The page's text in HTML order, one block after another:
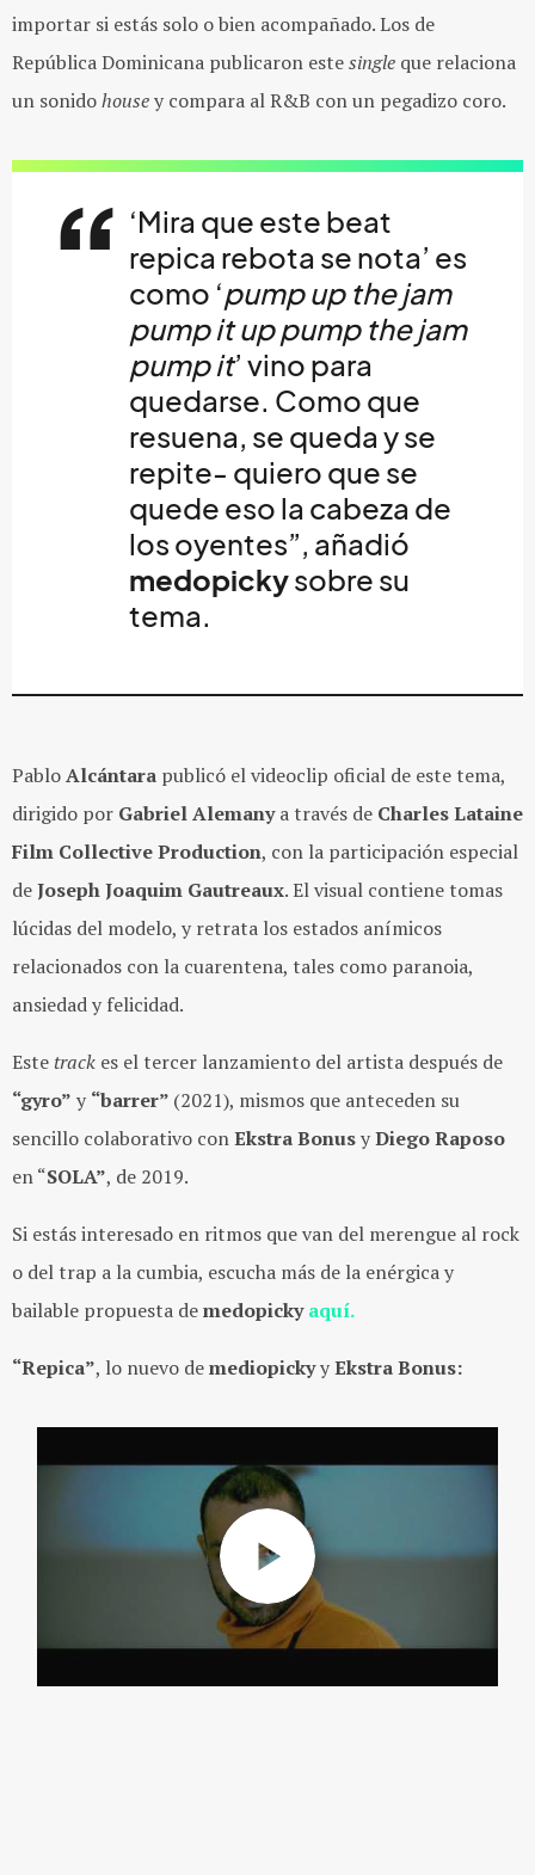
importar si estás solo o bien acompañado. Los de
República Dominicana publicaron estesingle que relaciona
un sonidohousey compara al R&B con un pegadizo coro.
‘Mira que este beat
repica rebota se nota’ es
como ‘pump up the jam
pump it up pump the jam
pump it’ vino para
quedarse. Como que
resuena, se queda y se
repite- quiero que se
quede eso la cabeza de
los oyentes”, añadió
medopickysobre su
tema.
PabloAlcántara publicó el videoclip oficial de este tema,
dirigido por Gabriel Alemanya través de Charles Lataine
Film Collective Production, con la participación especial
deJoseph Joaquim Gautreaux. El visual contiene tomas
lúcidas del modelo, y retrata los estados anímicos
relacionados con la cuarentena, tales como paranoia,
ansiedad y felicidad.
Este track es el tercer lanzamiento del artista después de
“gyro” y “barrer” (2021), mismos que anteceden su
sencillo colaborativo conEkstra BonusyDiego Raposo
en “SOLA”, de 2019.
Si estás interesado en ritmos que van del merengue al rock
o del trap a la cumbia, escucha más de la enérgica y
bailable propuesta demedopickyaquí.
“Repica”, lo nuevo demediopickyyEkstra Bonus: